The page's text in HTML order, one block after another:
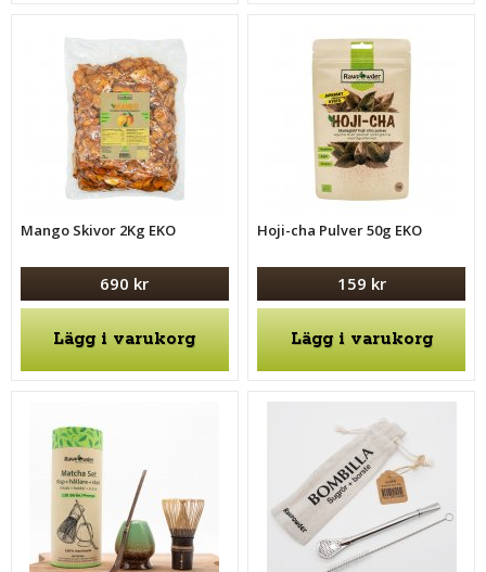
Mango Skivor 2Kg EKO
690 kr
Lägg i varukorg
Hoji-cha Pulver 50g EKO
159 kr
Lägg i varukorg